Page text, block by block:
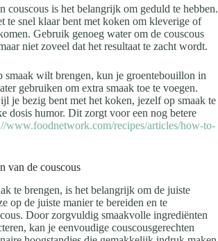
couscous is het belangrijk om geduld te hebben.
te snel klaar bent met koken om kleverige of
Gebruik genoeg water om de couscous
niet zoveel dat het resultaat te zacht wordt.
smaak wilt brengen, kun je groentebouillon in
gebruiken om extra smaak toe te voegen.
je bezig bent met het koken, jezelf op smaak te
dosis humor. Dit zorgt voor een nog betere
www.foodnetwork.com/recipes/articles/how-to-
van de couscous
te brengen, is het belangrijk om de juiste
op de juiste manier te bereiden en te
Door zorgvuldig smaakvolle ingrediënten
kan je eenvoudige couscousgerechten